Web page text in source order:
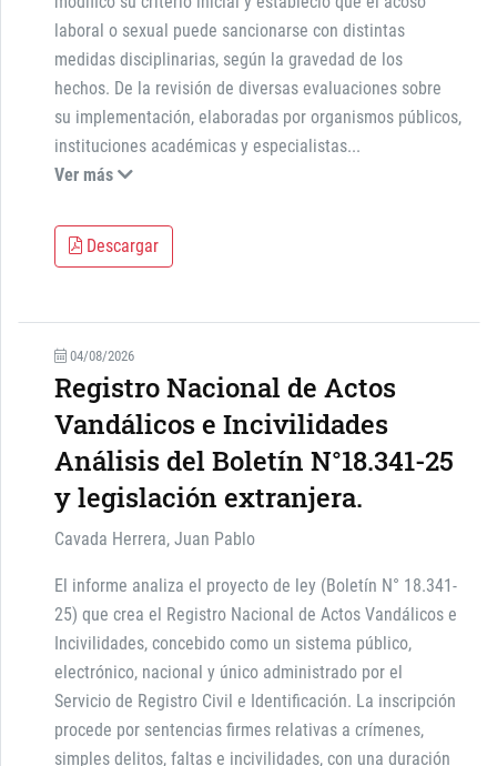
laboral o sexual puede sancionarse con distintas
medidas disciplinarias, según la gravedad de los
hechos. De la revisión de diversas evaluaciones sobre
su implementación, elaboradas por organismos públicos,
instituciones académicas y especialistas...
Ver más
Descargar
04/08/2026
Registro Nacional de Actos
Vandálicos e Incivilidades
Análisis del Boletín N°18.341-25
y legislación extranjera.
Cavada Herrera, Juan Pablo
El informe analiza el proyecto de ley (Boletín N° 18.341-
25) que crea el Registro Nacional de Actos Vandálicos e
Incivilidades, concebido como un sistema público,
electrónico, nacional y único administrado por el
Servicio de Registro Civil e Identificación. La inscripción
procede por sentencias firmes relativas a crímenes,
simples delitos, faltas e incivilidades, con una duración